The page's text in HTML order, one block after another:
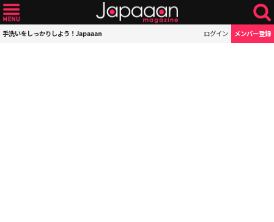
手洗いをしっかりしよう！Japaaan ログイン メンバー登録